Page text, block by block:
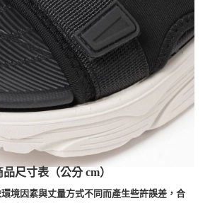
品尺寸表（公分 cm）
境因素與丈量方式不同而產生些許誤差，合